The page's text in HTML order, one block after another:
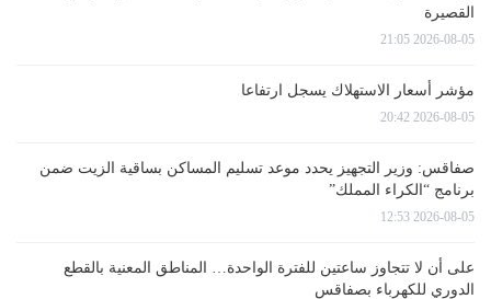
القصيرة
2026-08-05 21:05
مؤشر أسعار الاستهلاك يسجل ارتفاعا
2026-08-05 20:42
صفاقس: وزير التجهيز يحدد موعد تسليم المساكن بساقية الزيت ضمن
برنامج “الكراء المملك”
2026-08-05 12:53
على أن لا تتجاوز ساعتين للفترة الواحدة… المناطق المعنية بالقطع
الدوري للكهرباء بصفاقس